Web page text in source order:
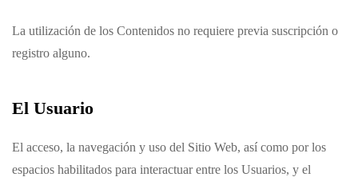
La utilización de los Contenidos no requiere previa suscripción o
registro alguno.
El Usuario
El acceso, la navegación y uso del Sitio Web, así como por los
espacios habilitados para interactuar entre los Usuarios, y el